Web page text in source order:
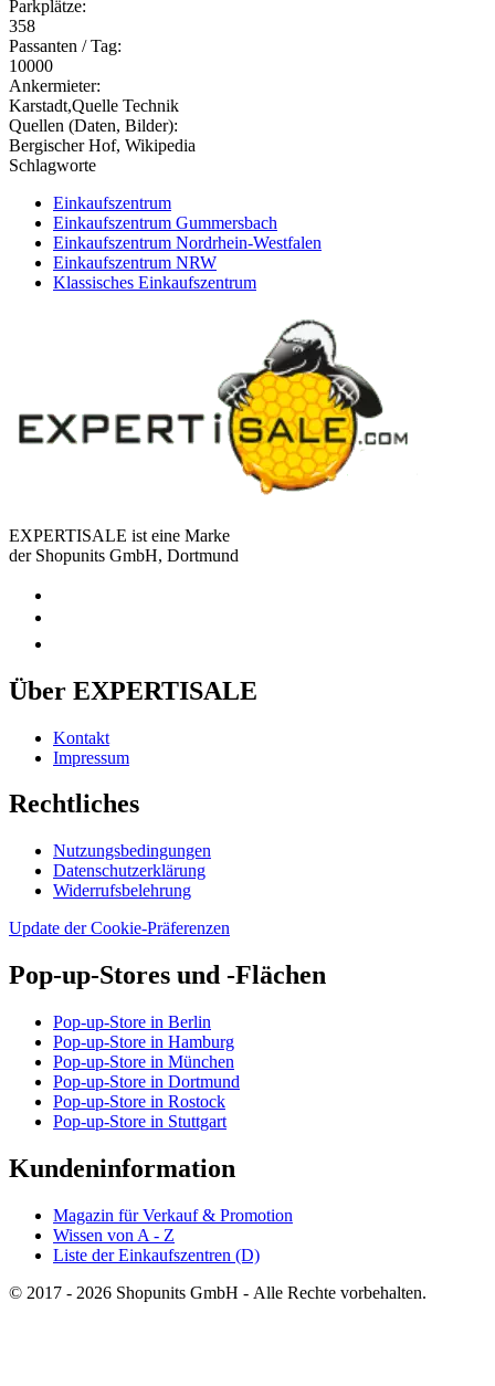
Parkplätze:
358
Passanten / Tag:
10000
Ankermieter:
Karstadt,Quelle Technik
Quellen (Daten, Bilder):
Bergischer Hof, Wikipedia
Schlagworte
Einkaufszentrum
Einkaufszentrum Gummersbach
Einkaufszentrum Nordrhein-Westfalen
Einkaufszentrum NRW
Klassisches Einkaufszentrum
EXPERTISALE ist eine Marke
der Shopunits GmbH, Dortmund
Über EXPERTISALE
Kontakt
Impressum
Rechtliches
Nutzungsbedingungen
Datenschutzerklärung
Widerrufsbelehrung
Update der Cookie-Präferenzen
Pop-up-Stores und -Flächen
Pop-up-Store in Berlin
Pop-up-Store in Hamburg
Pop-up-Store in München
Pop-up-Store in Dortmund
Pop-up-Store in Rostock
Pop-up-Store in Stuttgart
Kundeninformation
Magazin für Verkauf & Promotion
Wissen von A - Z
Liste der Einkaufszentren (D)
© 2017 - 2026 Shopunits GmbH - Alle Rechte vorbehalten.